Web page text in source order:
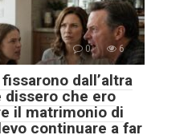
0 6
dall’altra
dissero che ero
il matrimonio di
continuare a far